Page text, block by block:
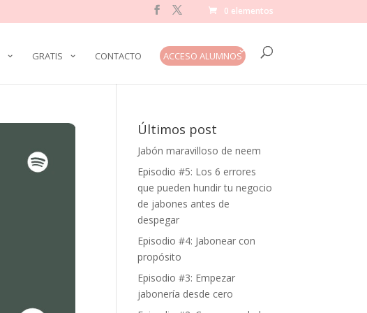
0 elementos
GRATIS CONTACTO ACCESO ALUMNOS
Últimos post
Jabón maravilloso de neem
Episodio #5: Los 6 errores
que pueden hundir tu negocio
de jabones antes de
despegar
Episodio #4: Jabonear con
propósito
Episodio #3: Empezar
jabonería desde cero